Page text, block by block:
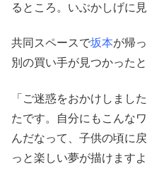
るところ。いぶかしげに
共同スペースで坂本が帰
別の買い手が見つかった
「ご迷惑をおかけしまし
たです。自分にもこんな
んだなって、子供の頃に
っと楽しい夢が描けます